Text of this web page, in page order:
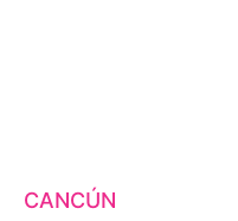
CANCÚN